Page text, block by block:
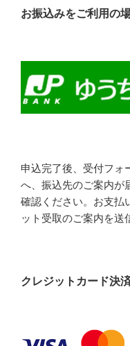
お振込みをご利用の
申込完了後、受付フォ
へ、振込先のご案内が
確認ください。お支払
ット受取のご案内を送
クレジットカード決